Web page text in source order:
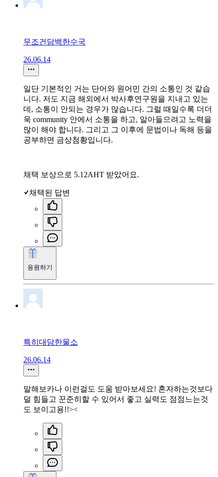
무조건담백한수국
26.06.14
일단 기본적인 거는 단어와 원어민 간의 소통인 것 같습
니다. 저도 지금 해외에서 박사후연구원을 지내고 있는
데, 소통이 안되는 경우가 많습니다. 그럴 때일수록 더더
욱 community 안에서 소통을 하고, 알아들으려고 노력을
많이 해야 합니다. 그리고 그 이후에 문법이나 독해 등을
공부하면 금상첨황입니다.
채택 보상으로 5.12AHT 받았어요.
채택된 답변
응원하기
특히대담한물소
26.06.14
말해보카나 이런걸도 도움 받아보세요! 혼자하는것보다
덜 힘들고 꾼준히할 수 있어서 좋고 실력도 점점느는것
도 보이고용!!><